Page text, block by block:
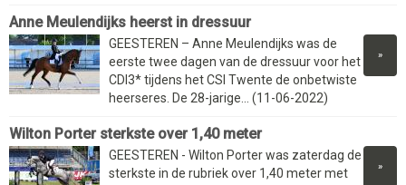
Anne Meulendijks heerst in dressuur
»
GEESTEREN – Anne Meulendijks was de
eerste twee dagen van de dressuur voor het
CDI3* tijdens het CSI Twente de onbetwiste
heerseres. De 28-jarige... (11-06-2022)
Wilton Porter sterkste over 1,40 meter
»
GEESTEREN - Wilton Porter was zaterdag de
sterkste in de rubriek over 1,40 meter met